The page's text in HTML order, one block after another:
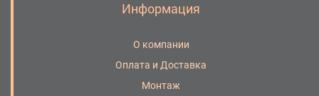
Информация
О компании
Оплата и Доставка
Монтаж